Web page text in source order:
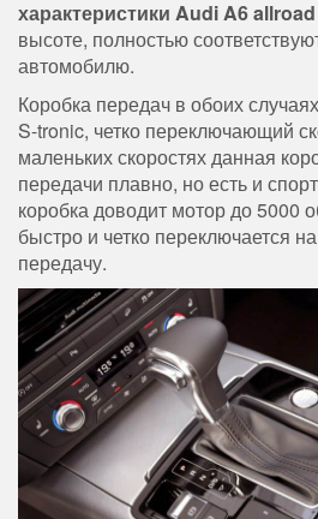
характеристики Audi A6 allroad
высоте, полностью
автомобилю.
Коробка передач в обоих
S-tronic, четко переключающий
маленьких скоростях данная
передачи плавно, но есть и
коробка доводит мотор до 5000
быстро и четко переключается
передачу.